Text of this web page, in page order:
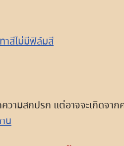
ทาสีไม่มีฟิล์มสี
ความสกปรก แต่อาจจะเกิดจา
น